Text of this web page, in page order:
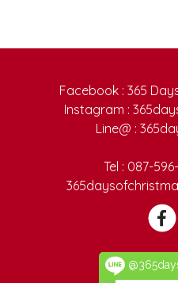
Facebook : 365
Instagram :
Line@ :
Tel : 087-